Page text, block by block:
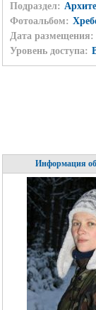
Подраздел:
Фотоальбом:
Дата размещения:
Уровень доступа:
Информация об